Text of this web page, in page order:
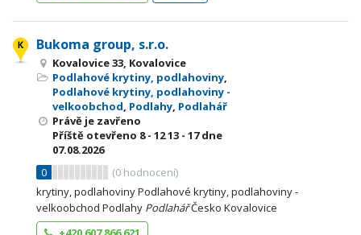
Bukoma group, s.r.o.
Kovalovice 33, Kovalovice
Podlahové krytiny, podlahoviny,
Podlahové krytiny, podlahoviny -
velkoobchod, Podlahy, Podlahář
Právě je zavřeno
Příště otevřeno 8 - 1213 - 17dne
07.08.2026
0
(0 hodnocení)
krytiny, podlahoviny Podlahové krytiny, podlahoviny -
velkoobchod Podlahy PodlahářČesko Kovalovice